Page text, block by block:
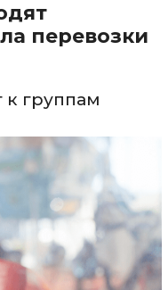
перевозки
к группам